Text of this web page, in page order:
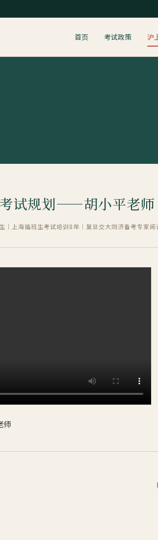
首页 考试政策 沪
试规划——胡小平老师
｜上海插班生考试培训8年｜复旦交大同济备考专家阅
师